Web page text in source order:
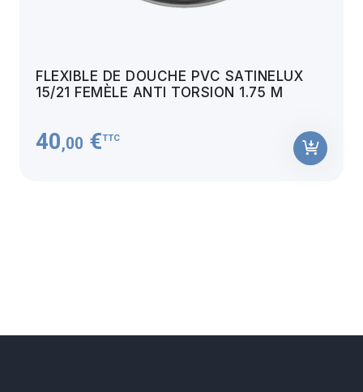
FLEXIBLE DE DOUCHE PVC SATINELUX
15/21 FEMÈLE ANTI TORSION 1.75 M
40,00 €TTC